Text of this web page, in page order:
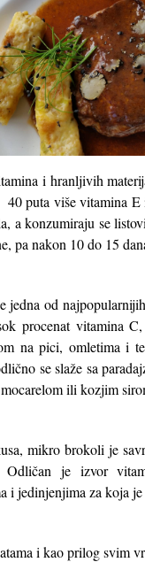
i hranljivih
puta više vitamina E
a konzumiraju se
pa nakon 10 do 15
jedna od
procenat vitamina
na pici, omletima i
se slaže sa
ili kozjim
mikro brokoli je
je izvor
i jedinjenjima za koja
i kao prilog svim